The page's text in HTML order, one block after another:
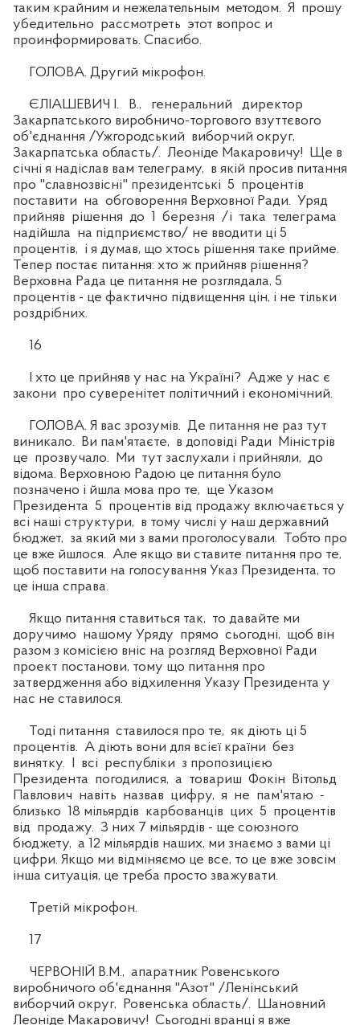
таким крайним и нежелательным методом. Я прошу
убедительно рассмотреть этот вопрос и
проинформировать. Спасибо.
ГОЛОВА. Другий мікрофон.
ЄЛІАШЕВИЧ І. В., генеральний директор
Закарпатського виробничо-торгового взуттєвого
об'єднання /Ужгородський виборчий округ,
Закарпатська область/. Леоніде Макаровичу! Ще в
січні я надіслав вам телеграму, в якій просив питання
про "славнозвісні" президентські 5 процентів
поставити на обговорення Верховної Ради. Уряд
прийняв рішення до 1 березня /і така телеграма
надійшла на підприємство/ не вводити ці 5
процентів, і я думав, що хтось рішення таке прийме.
Тепер постає питання: хто ж прийняв рішення?
Верховна Рада це питання не розглядала, 5
процентів - це фактично підвищення цін, і не тільки
роздрібних.
16
І хто це прийняв у нас на Україні? Адже у нас є
закони про суверенітет політичний і економічний.
ГОЛОВА. Я вас зрозумів. Де питання не раз тут
виникало. Ви пам'ятаєте, в доповіді Ради Міністрів
це прозвучало. Ми тут заслухали і прийняли, до
відома. Верховною Радою це питання було
позначено і йшла мова про те, ще Указом
Президента 5 процентів від продажу включається у
всі наші структури, в тому числі у наш державний
бюджет, за який ми з вами проголосували. Тобто про
це вже йшлося. Але якщо ви ставите питання про те,
щоб поставити на голосування Указ Президента, то
це інша справа.
Якщо питання ставиться так, то давайте ми
доручимо нашому Уряду прямо сьогодні, щоб він
разом з комісією вніс на розгляд Верховної Ради
проект постанови, тому що питання про
затвердження або відхилення Указу Президента у
нас не ставилося.
Тоді питання ставилося про те, як діють ці 5
процентів. А діють вони для всієї країни без
винятку. І всі республіки з пропозицією
Президента погодилися, а товариш Фокін Вітольд
Павлович навіть назвав цифру, я не пам'ятаю -
близько 18 мільярдів карбованців цих 5 процентів
від продажу. З них 7 мільярдів - ще союзного
бюджету, а 12 мільярдів наших, ми знаємо з вами ці
цифри. Якщо ми відміняємо це все, то це вже зовсім
інша ситуація, це треба просто зважувати.
Третій мікрофон.
17
ЧЕРВОНІЙ В.М., апаратник Ровенського
виробничого об'єднання "Азот" /Ленінський
виборчий округ, Ровенська область/. Шановний
Леоніде Макаровичу! Сьогодні вранці я вже